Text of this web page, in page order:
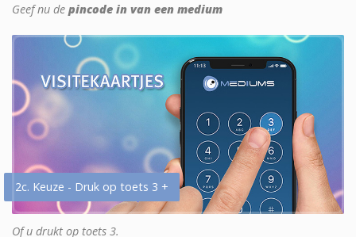
Geef nu de pincode in van een medium
2c. Keuze - Druk op toets 3 +
Of u drukt op toets 3.